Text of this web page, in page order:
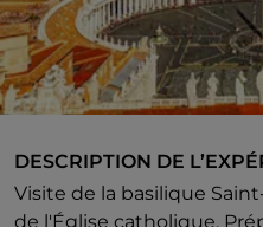
DESCRIPTION DE
Visite de la basilique
de l'Église catholique.